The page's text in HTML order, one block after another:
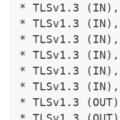
* TLSv1.3
(IN)
* TLSv1.3
(IN)
* TLSv1.3
(IN)
* TLSv1.3
(IN)
* TLSv1.3
(IN)
* TLSv1.3
(IN)
* TLSv1.3
(OUT)